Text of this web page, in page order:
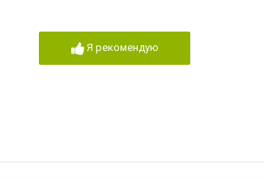
Я рекомендую